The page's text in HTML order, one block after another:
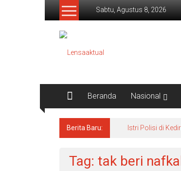
Lompat
Sabtu, Agustus 8, 2026
Lensaaktual
Beranda Nasional
Berita Baru: Istri Polisi di
Tag: tak beri